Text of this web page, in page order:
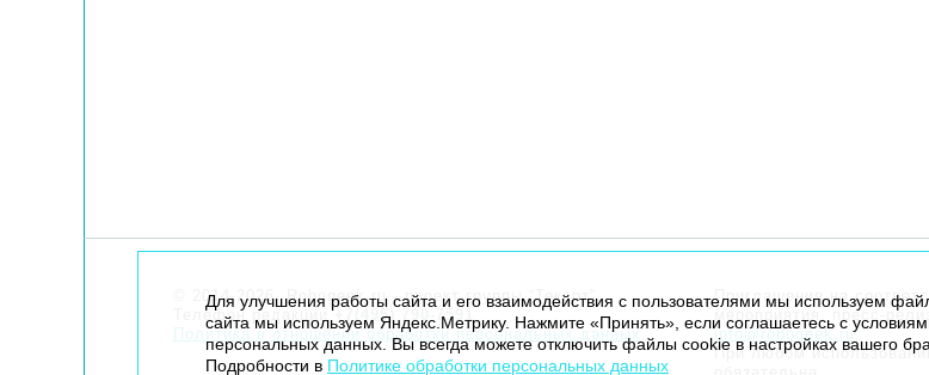
© 2014-2026. Robogeek.ru - проект группы “Текарт”.
Телефон редакции+7(495) 790-7591
Политика в отношении обработки персональных данных
Приглашения на
мероприятия, пресс-
info@robogeek.ru.
При любом
Для улучшения работы сайта и его взаимодействия с пользователями мы используем
сайта мы используем Яндекс.Метрику. Нажмите «Принять», если соглашаетесь с
персональных данных. Вы всегда можете отключить файлы cookie в настройках вашего
Подробности в Политике обработки персональных данных